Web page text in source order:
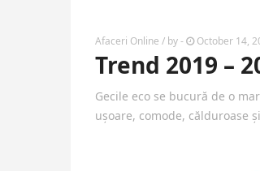
Afaceri Online / by- October 14,
Trend 2019 –
Gecile eco se bucură de o
ușoare, comode, călduroase